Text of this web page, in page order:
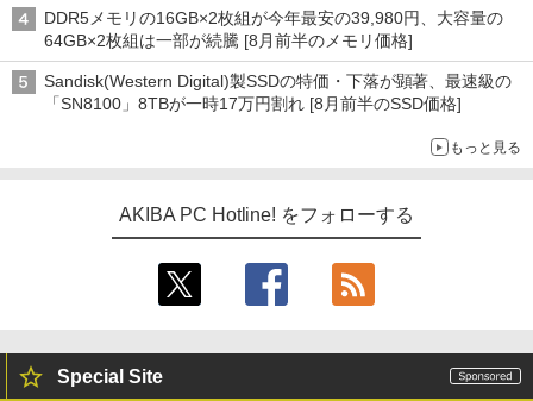
DDR5メモリの16GB×2枚組が今年最安の39,980円、大容量の
64GB×2枚組は一部が続騰 [8月前半のメモリ価格]
Sandisk(Western Digital)製SSDの特価・下落が顕著、最速級の
「SN8100」8TBが一時17万円割れ [8月前半のSSD価格]
もっと見る
AKIBA PC Hotline! をフォローする
Special Site